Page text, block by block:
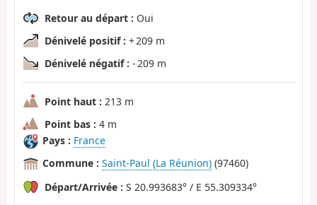
Retour au départ : Oui
Dénivelé positif : + 209 m
Dénivelé négatif : - 209 m
Point haut : 213 m
Point bas : 4 m
Pays : France
Commune : Saint-Paul (La Réunion) (97460)
Départ/Arrivée : S 20.993683° / E 55.309334°